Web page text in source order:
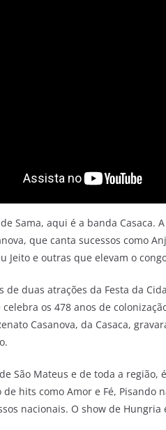
Sama, aqui é a banda Casaca.
que canta sucessos como
Jeito e outras que elevam o
de duas atrações da Festa da
os 478 anos de
Casanova, da Casaca,
São Mateus e de toda a
de hits como Amor e Fé, Pisando
nacionais. O show de